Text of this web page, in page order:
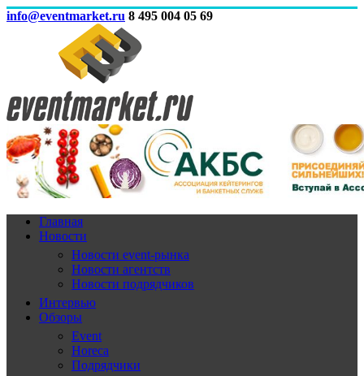
info@eventmarket.ru 8 495 004 05 69
Главная
Новости
Новости event-рынка
Новости агентств
Новости подрядчиков
Интервью
Обзоры
Event
Horeca
Подрядчики